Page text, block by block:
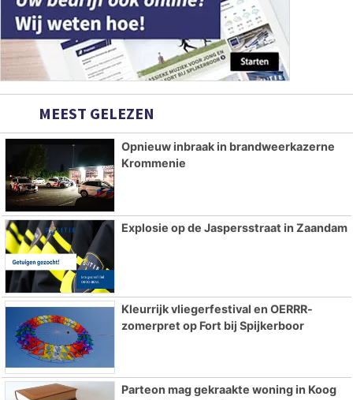
MEEST GELEZEN
Opnieuw inbraak in brandweerkazerne
Krommenie
Explosie op de Jaspersstraat in Zaandam
Kleurrijk vliegerfestival en OERRR-
zomerpret op Fort bij Spijkerboor
Parteon mag gekraakte woning in Koog